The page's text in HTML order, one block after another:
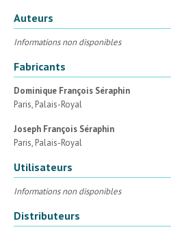
Auteurs
Informations non disponibles
Fabricants
Dominique François Séraphin
Paris, Palais-Royal
Joseph François Séraphin
Paris, Palais-Royal
Utilisateurs
Informations non disponibles
Distributeurs